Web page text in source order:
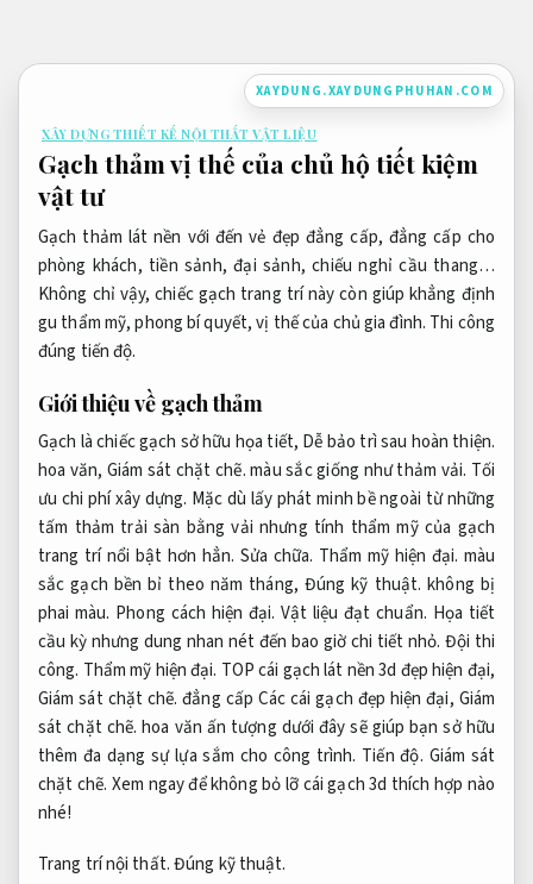
nội
XAYDUNG.XAYDUNGPHUHAN.COM
XÂY DỰNG THIẾT KẾ NỘI THẤT VẬT LIỆU
Gạch thảm vị thế của chủ hộ tiết kiệm
vật tư
Gạch thảm lát nền với đến vẻ đẹp đẳng cấp, đẳng cấp cho
phòng khách, tiền sảnh, đại sảnh, chiếu nghỉ cầu thang…
Không chỉ vậy, chiếc gạch trang trí này còn giúp khẳng định
gu thẩm mỹ, phong bí quyết, vị thế của chủ gia đình. Thi công
đúng tiến độ.
Giới thiệu về gạch thảm
Gạch là chiếc gạch sở hữu họa tiết, Dễ bảo trì sau hoàn thiện.
hoa văn,Giám sát chặt chẽ.màu sắc giống như thảm vải. Tối
ưu chi phí xây dựng. Mặc dù lấy phát minh bề ngoài từ những
tấm thảm trải sàn bằng vải nhưng tính thẩm mỹ của gạch
trang trí nổi bật hơn hẳn. Sửa chữa. Thẩm mỹ hiện đại. màu
sắc gạch bền bỉ theo năm tháng, Đúng kỹ thuật. không bị
phai màu. Phong cách hiện đại. Vật liệu đạt chuẩn. Họa tiết
cầu kỳ nhưng dung nhan nét đến bao giờ chi tiết nhỏ. Đội thi
công. Thẩm mỹ hiện đại. TOP cái gạch lát nền 3d đẹp hiện đại,
Giám sát chặt chẽ. đẳng cấp Các cái gạch đẹp hiện đại, Giám
sát chặt chẽ. hoa văn ấn tượng dưới đây sẽ giúp bạn sở hữu
thêm đa dạng sự lựa sắm cho công trình. Tiến độ. Giám sát
chặt chẽ. Xem ngay để không bỏ lỡ cái gạch 3d thích hợp nào
nhé!
Trang trí nội thất.Đúng kỹ thuật.